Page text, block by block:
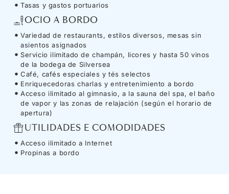
Tasas y gastos portuarios
OCIO A BORDO
Variedad de restaurants, estilos diversos, mesas sin
asientos asignados
Servicio ilimitado de champán, licores y hasta 50 vinos
de la bodega de Silversea
Café, cafés especiales y tés selectos
Enriquecedoras charlas y entretenimiento a bordo
Acceso ilimitado al gimnasio, a la sauna del spa, el baño
de vapor y las zonas de relajación (según el horario de
apertura)
UTILIDADES E COMODIDADES
Acceso ilimitado a Internet
Propinas a bordo